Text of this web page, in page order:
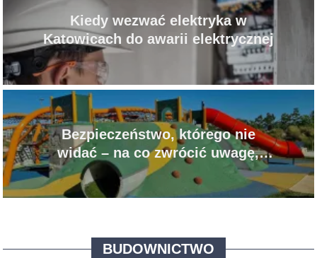
Kiedy wezwać elektryka w
Katowicach do awarii elektrycznej
Bezpieczeństwo, którego nie
widać – na co zwrócić uwagę,
projektując nowoczesny plac
zabaw?
BUDOWNICTWO